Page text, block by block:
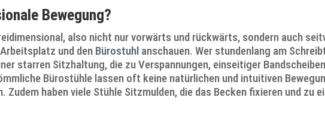
Bewegung?
also nicht nur vorwärts und rückwärts, sondern auch
und den Bürostuhl anschauen. Wer stundenlang am
starren Sitzhaltung, die zu Verspannungen, einseitiger
Bürostühle lassen oft keine natürlichen und intuitiven
haben viele Stühle Sitzmulden, die das Becken fixieren und zu